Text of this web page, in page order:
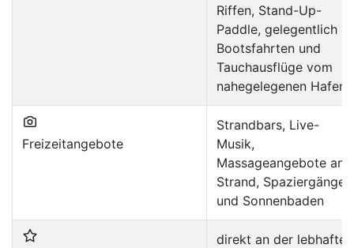
Riffen, Stand-Up-
Paddle, gelegentlich
Bootsfahrten und
Tauchausflüge vom
nahegelegenen Hafen
Freizeitangebote
Strandbars, Live-
Musik,
Massageangebote am
Strand, Spaziergänge
und Sonnenbaden
direkt an der lebhaften